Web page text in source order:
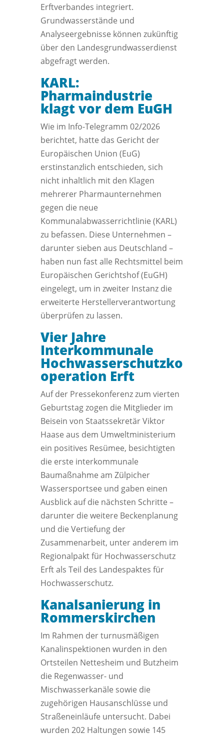
Erftverbandes integriert.
Grundwasserstände und
Analyseergebnisse können zukünftig
über den Landesgrundwasserdienst
abgefragt werden.
KARL:
Pharmaindustrie
klagt vor dem EuGH
Wie im Info-Telegramm 02/2026
berichtet, hatte das Gericht der
Europäischen Union (EuG)
erstinstanzlich entschieden, sich
nicht inhaltlich mit den Klagen
mehrerer Pharmaunternehmen
gegen die neue
Kommunalabwasserrichtlinie (KARL)
zu befassen. Diese Unternehmen –
darunter sieben aus Deutschland –
haben nun fast alle Rechtsmittel beim
Europäischen Gerichtshof (EuGH)
eingelegt, um in zweiter Instanz die
erweiterte Herstellerverantwortung
überprüfen zu lassen.
Vier Jahre
Interkommunale
Hochwasserschutzko
operation Erft
Auf der Pressekonferenz zum vierten
Geburtstag zogen die Mitglieder im
Beisein von Staatssekretär Viktor
Haase aus dem Umweltministerium
ein positives Resümee, besichtigten
die erste interkommunale
Baumaßnahme am Zülpicher
Wassersportsee und gaben einen
Ausblick auf die nächsten Schritte –
darunter die weitere Beckenplanung
und die Vertiefung der
Zusammenarbeit, unter anderem im
Regionalpakt für Hochwasserschutz
Erft als Teil des Landespaktes für
Hochwasserschutz.
Kanalsanierung in
Rommerskirchen
Im Rahmen der turnusmäßigen
Kanalinspektionen wurden in den
Ortsteilen Nettesheim und Butzheim
die Regenwasser- und
Mischwasserkanäle sowie die
zugehörigen Hausanschlüsse und
Straßeneinläufe untersucht. Dabei
wurden 202 Haltungen sowie 145